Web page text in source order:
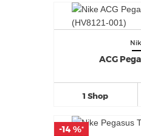
ACG
1 Shop
-14 %*
-14 %*